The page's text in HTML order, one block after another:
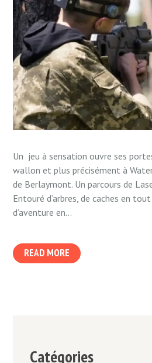
Un jeu à sensation ouvre ses
wallon et plus précisément à
de Berlaymont. Un parcours de
Entouré d’arbres, de caches en
d’aventure en...
READ MORE
Catégories